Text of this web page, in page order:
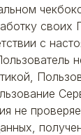
своих
с
не